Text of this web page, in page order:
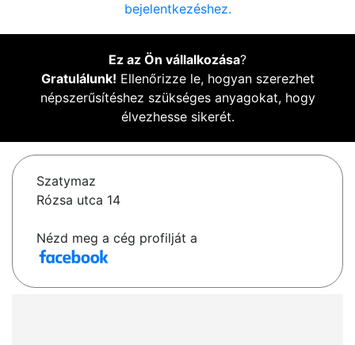
bejelentkezéshez.
Ez az Ön vállalkozása?
Gratulálunk! Ellenőrizze le, hogyan szerezhet
népszerűsítéshez szükséges anyagokat, hogy
élvezhesse sikerét.
Szatymaz
Rózsa utca 14
Nézd meg a cég profilját a